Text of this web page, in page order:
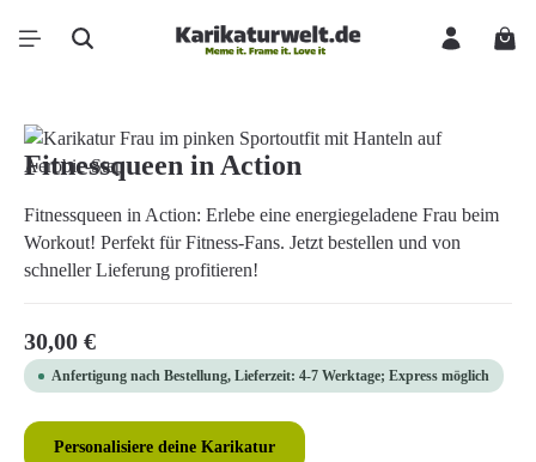
Zum Hauptinhalt springen
Bildergalerie überspringen
Fitnessqueen in Action
Fitnessqueen in Action: Erlebe eine energiegeladene Frau beim
Workout! Perfekt für Fitness-Fans. Jetzt bestellen und von
schneller Lieferung profitieren!
Regulärer Preis:
30,00 €
Anfertigung nach Bestellung, Lieferzeit: 4-7 Werktage; Express möglich
Personalisiere deine Karikatur